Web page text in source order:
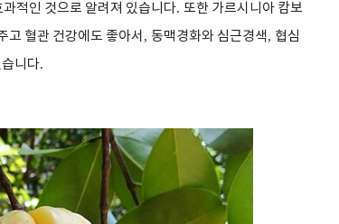
적인 것으로 알려져 있습니다. 또한 가르시니아 캄보
고 혈관 건강에도 좋아서 , 동맥경화와 심근경색, 협심
니다.